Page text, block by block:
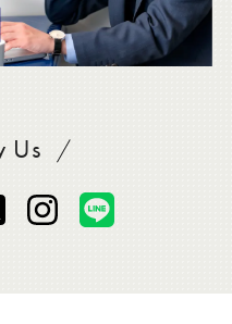
Us をフォロー
オ
オ